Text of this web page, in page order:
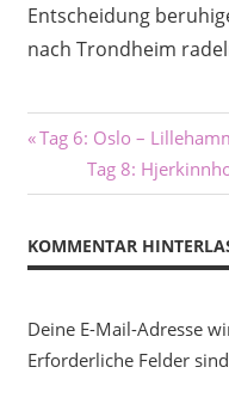
Entscheidung
nach Trondheim
Vorheriger
Beitrag:
Tag 6: Oslo –
Nächster
Beitrag:
Tag 8:
KOMMENTAR
Deine E-Mail-Adresse
Erforderliche Felder